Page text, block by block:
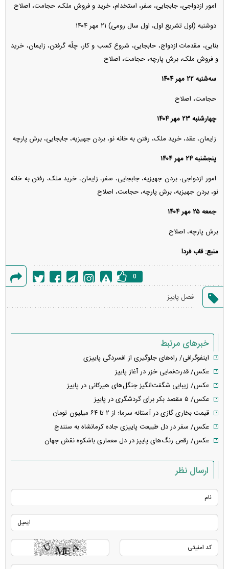
امور ازدواجی، جابجایی، سفر، استخدام، خرید و فروش ملک، حجامت، اصلاح
دو‌شنبه (اول تشریع اول، اول سال رومی) ۲۱ مهر ۱۴۰۴
بنایی، مقدمات ازدواج، حابجایی، شروع کسب و کار، چلّه گرفتن، زایمان، خرید
و فروش ملک، برش پارچه، حجامت، اصلاح
سه‌شنبه ۲۲ مهر ۱۴۰۴
حجامت، اصلاح
چهارشنبه ۲۳ مهر ۱۴۰۴
زایمان، عقد، خرید ملک، رفتن به خانه نو، بردن جهیزیه، جابجایی، برش پارچه
پنجشنبه ۲۴ مهر ۱۴۰۴
امور ازدواجی، بردن جهیزیه، جابجایی، سفر، زایمان، خرید ملک، رفتن به خانه
نو، بردن جهیزیه، برش پارچه، حجامت، اصلاح
جمعه ۲۵ مهر ۱۴۰۴
برش پارچه، اصلاح
منبع: قاب فردا
خطا
0
فصل پاییز
خبرهای مرتبط
اینفوگرافی/ راه‌های جلوگیری از افسردگی پاییزی
عکس/ قدرت‌نمایی خزر در آغاز پاییز
عکس/ زیبایی شگفت‌انگیز جنگل‌های هیرکانی در پاییز
عکس/ ۵ مقصد بکر برای گردشگری در پاییز
قیمت بخاری گازی در آستانه سرما؛ از ۲ تا ۶۴ میلیون تومان
عکس/ سفر در دل طبیعت پاییزی جاده کرمانشاه به سنندج
عکس/ رقص رنگ‌های پاییز در دل معماری باشکوه نقش جهان
ارسال نظر